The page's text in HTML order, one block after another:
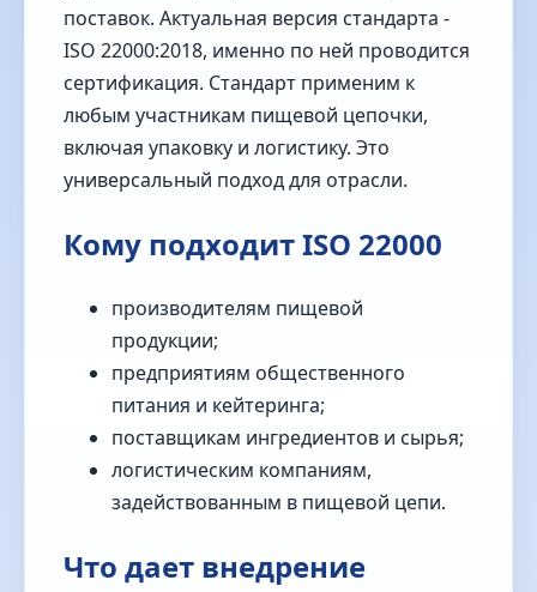
поставок. Актуальная версия стандарта -
ISO 22000:2018, именно по ней проводится
сертификация. Стандарт применим к
любым участникам пищевой цепочки,
включая упаковку и логистику. Это
универсальный подход для отрасли.
Кому подходит ISO 22000
производителям пищевой
продукции;
предприятиям общественного
питания и кейтеринга;
поставщикам ингредиентов и сырья;
логистическим компаниям,
задействованным в пищевой цепи.
Что дает внедрение